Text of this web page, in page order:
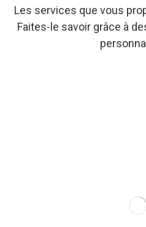
Les services que vous
Faites-le savoir grâce à